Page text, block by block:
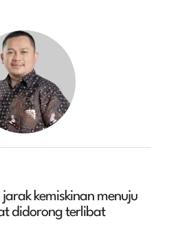
kemiskinan menuju
didorong terlibat